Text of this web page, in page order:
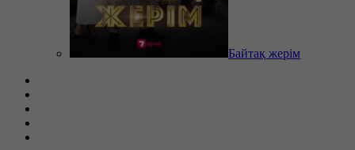
Байтақ жерім